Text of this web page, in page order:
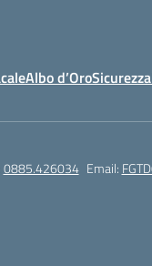
Albo d’OroSicurezza
0885.426034 Email: